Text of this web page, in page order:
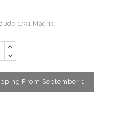
1791 Madrid
From September 1